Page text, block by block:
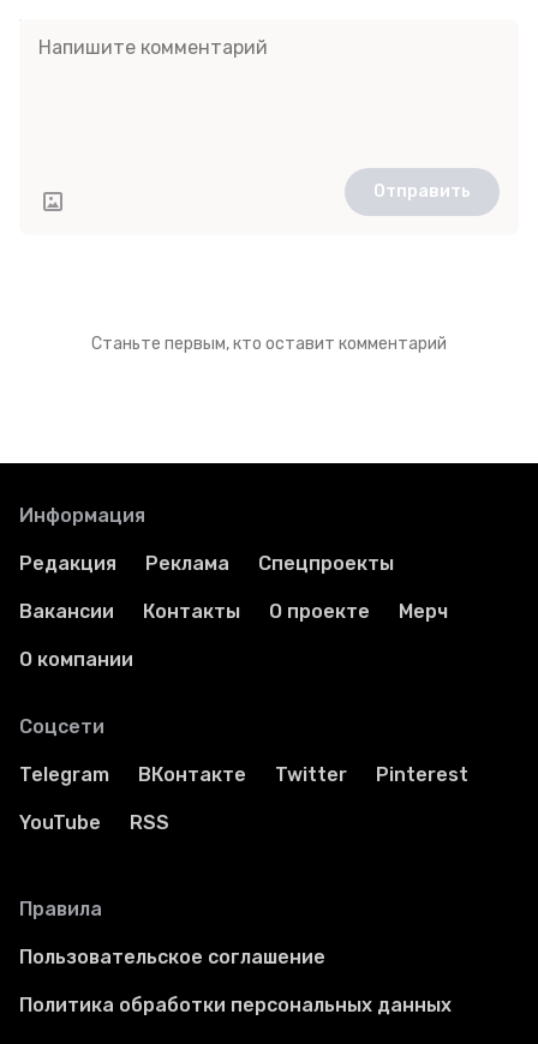
Отправить
Станьте первым, кто оставит комментарий
Информация
Редакция Реклама Спецпроекты
Вакансии Контакты О проекте Мерч
О компании
Соцсети
Telegram ВКонтакте Twitter Pinterest
YouTube RSS
Правила
Пользовательское соглашение
Политика обработки персональных данных